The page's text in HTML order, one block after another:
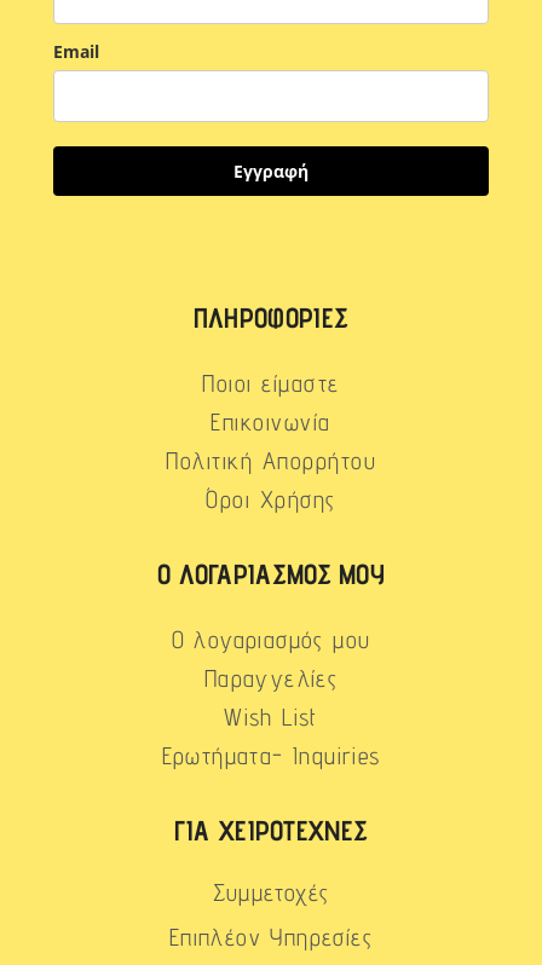
Email
Εγγραφή
ΠΛΗΡΟΦΟΡΊΕΣ
Ποιοι είμαστε
Επικοινωνία
Πολιτική Απορρήτου
Όροι Χρήσης
Ο ΛΟΓΑΡΙΑΣΜΌΣ ΜΟΥ
Ο λογαριασμός μου
Παραγγελίες
Wish List
Ερωτήματα- Inquiries
ΓΙΑ ΧΕΙΡΟΤΈΧΝΕΣ
Συμμετοχές
Επιπλέον Υπηρεσίες